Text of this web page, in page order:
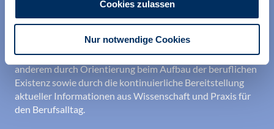
Cookies zulassen
Nur notwendige Cookies
Wir unterstützen alle Psychologinnen und Psychologen in
ihrer Berufsausübung und bei der Festigung ihrer
professionellen Identität. Dies erreichen wir unter
anderem durch Orientierung beim Aufbau der beruflichen
Existenz sowie durch die kontinuierliche Bereitstellung
aktueller Informationen aus Wissenschaft und Praxis für
den Berufsalltag.